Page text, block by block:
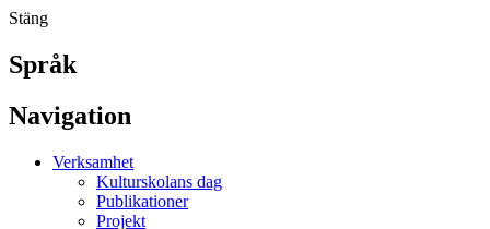
Stäng
Språk
Navigation
Verksamhet
Kulturskolans dag
Publikationer
Projekt